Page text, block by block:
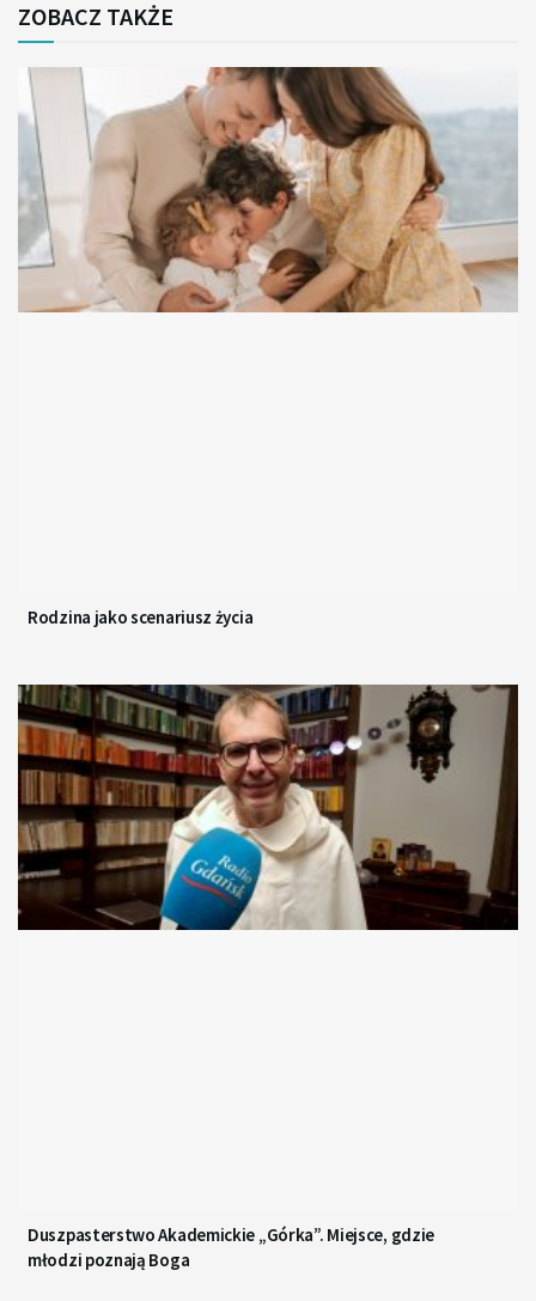
ZOBACZ TAKŻE
Rodzina jako scenariusz życia
Duszpasterstwo Akademickie „Górka”. Miejsce, gdzie
młodzi poznają Boga